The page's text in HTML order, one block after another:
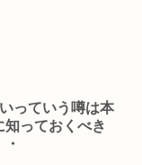
っていう噂は本
知っておくべき